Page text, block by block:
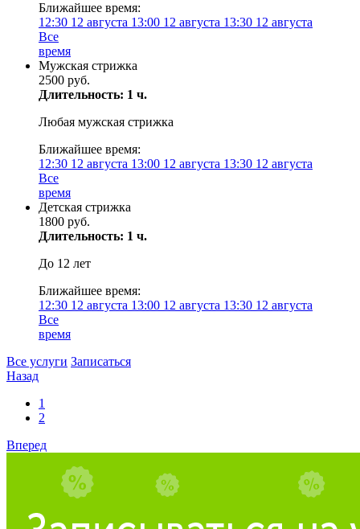
Ближайшее время:
12:30 12 августа 13:00 12 августа 13:30 12 августа
Все
время
Мужская стрижка
2500 руб.
Длительность: 1 ч.
Любая мужская стрижка
Ближайшее время:
12:30 12 августа 13:00 12 августа 13:30 12 августа
Все
время
Детская стрижка
1800 руб.
Длительность: 1 ч.
До 12 лет
Ближайшее время:
12:30 12 августа 13:00 12 августа 13:30 12 августа
Все
время
Все услуги Записаться
Назад
1
2
Вперед